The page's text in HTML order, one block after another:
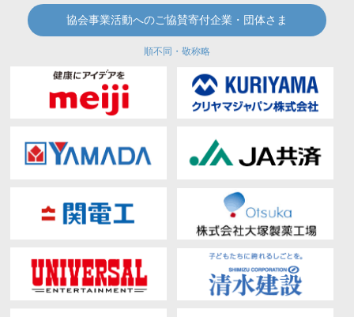
協会事業活動へのご協賛寄付企業・団体さま
順不同・敬称略